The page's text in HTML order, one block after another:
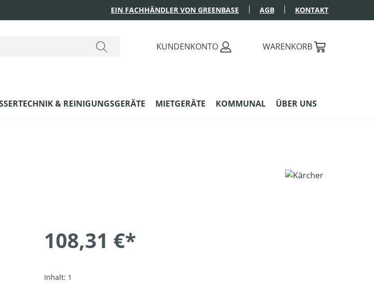
EIN FACHHÄNDLER VON GREENBASE AGB KONTAKT
KUNDENKONTO WARENKORB
& REINIGUNGSGERÄTE MIETGERÄTE KOMMUNAL ÜBER UNS
108,31 €*
Inhalt: 1